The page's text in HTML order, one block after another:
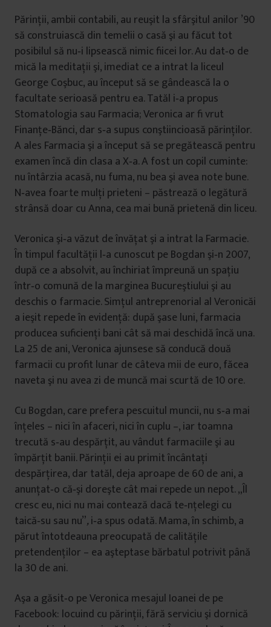
Părinţii, ambii contabili, au reuşit la sfârşitul anilor ’90
să construiască din temelii o casă şi au făcut tot
posibilul să nu‐i lipsească nimic fiicei lor. Au dat‐o de
mică la meditaţii şi, imediat ce a intrat la liceul
George Coşbuc, au început să se gândească la o
facultate serioasă pentru ea. Tatăl i‐a propus
Stomatologia sau Farmacia; Veronica ar fi vrut
Finanţe‐Bănci, dar s‐a supus conştiincioasă părinţilor.
A ales Farmacia şi a început să se pregătească pentru
examen încă din clasa a X‐a. A fost un copil cuminte:
nu întârzia acasă, nu fuma, nu bea şi avea note bune.
N‐avea foarte mulţi prieteni – păstrează o legătură
strânsă doar cu Anna, cea mai bună prietenă din liceu.
Veronica şi‐a văzut de învăţat şi a intrat la Farmacie.
În timpul facultăţii l‐a cunoscut pe Bogdan şi‐n 2007,
după ce a absolvit, au închiriat împreună un spaţiu
într‐o comună de la marginea Bucureştiului şi au
deschis o farmacie. Simţul antreprenorial al Veronicăi
a ieşit repede în evidenţă: după şase luni, farmacia
producea suficienţi bani cât să mai deschidă încă una.
La 25 de ani, Veronica ajunsese să conducă două
farmacii cu profit lunar de câteva mii de euro, făcea
naveta şi nu avea zi de muncă mai scurtă de 10 ore.
Cu Bogdan, care prefera pescuitul muncii, nu s‐a mai
înţeles – nici în afaceri, nici în cuplu –, iar toamna
trecută s‐au despărţit, au vândut farmaciile şi au
împărţit banii. Părinţii ei au primit încântaţi
despărţirea, dar tatăl, deja aproape de 60 de ani, a
anunţat‐o că‐şi doreşte cât mai repede un nepot. „Îl
cresc eu, nici nu mai contează dacă te‐nţelegi cu
taică‐su sau nu”,i‐a spus odată. Mama, în schimb, a
părut întotdeauna preocupată de calităţile
pretendenţilor – ea aşteptase bărbatul potrivit până
la 30 de ani.
Aşa a găsit‐o pe Veronica mesajul Ioanei de pe
Facebook: locuind cu părinţii, fără serviciu şi dornică